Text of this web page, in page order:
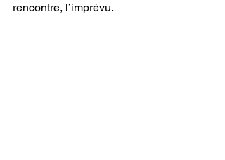
rencontre, l’imprévu.